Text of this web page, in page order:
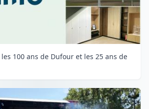
100 ans de Dufour et les 25 ans de